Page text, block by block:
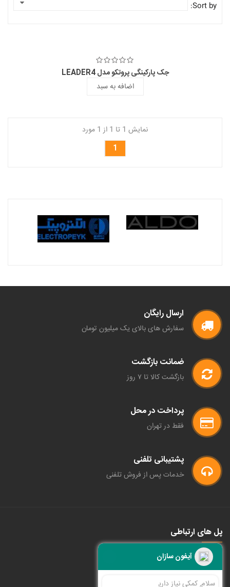
Sort by:
جک پارکینگی پروتکو مدل LEADER4
اضافه به سبد
نمایش 1 تا 1 از 1 مورد
1
ارسال رایگان
سفارش های بالای یک میلیون تومان
ضمانت بازگشت
بازگشت کالا تا ۷ روز
پرداخت در محل
فقط در تهران
پشتیبانی تلفنی
خدمات پس از فروش تلفنی
پل های ارتباطی
اطلاعات آیفون سازان
سلام, کمکی نیاز دارید ؟